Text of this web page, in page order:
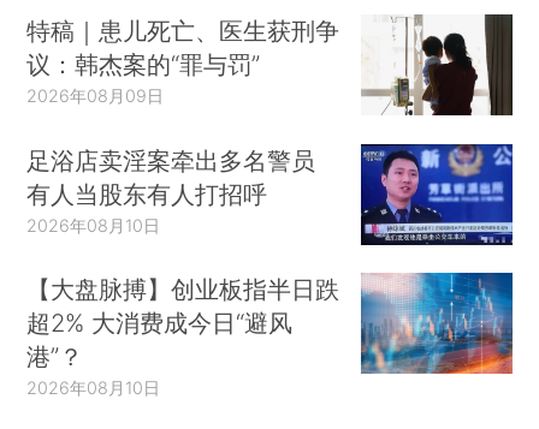
特稿｜患儿死亡、医生获刑争
议：韩杰案的“罪与罚”
2026年08月09日
足浴店卖淫案牵出多名警员
有人当股东有人打招呼
2026年08月10日
【大盘脉搏】创业板指半日跌
超2% 大消费成今日“避风
港”？
2026年08月10日